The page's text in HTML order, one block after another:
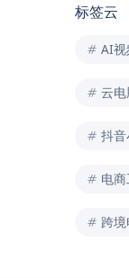
标签云
AI视
云电
抖
电
跨